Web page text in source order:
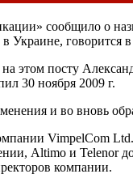
сообщило о
Украине, говорится
этом посту
30 ноября 2009 г.
и во вновь
VimpelCom
Altimo и Telenor
компании.